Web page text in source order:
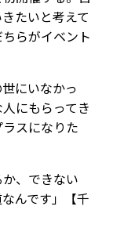
たいと考えて
らがイベント
にいなかっ
にもらってき
スになりた
、できない
んです」【千